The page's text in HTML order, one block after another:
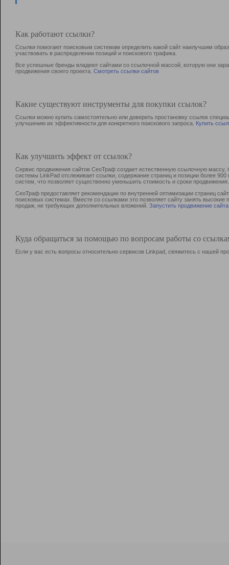
Как работают ссылки?
Ссылки помогают поисковым системам определить какой сайт наилучшим
участвовать в раcпределении позиций и поискового трафика.
Все успешные бренды владеют сайтами со ссылочной массой, которую они
продвижения своего проекта. Смотреть ссылки сайтов
Какие существуют инструменты для покупки ссылок?
Ссылки можно купить самостоятельно или доверить простановку ссылок
улучшению их эффективности для конкретного поискового запроса. Купить
Как улучшить эффект от ссылок?
Сервис продвижения сайтов СеоТраф создает естественную ссылочную
системы LinkPad отслеживает ссылки, содержание страниц и позиции более
систем, что позволяет существенно уменьшить стоимость и сроки продвижения.
СеоТраф предоставляет рекомендации по внутренней оптимизации страниц
поисковых системах. Вместе со ссылками это позволяет сайту занять
продаж, не требующих дополнительных вложений. Запустить продвижение сайта
Куда обращаться за помощью по вопросам работы со
Если у вас есть вопросы относительно сервисов Linkpad, свяжитесь с нашей